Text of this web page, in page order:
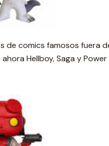
de comics famosos fuera
Hellboy, Saga y Power